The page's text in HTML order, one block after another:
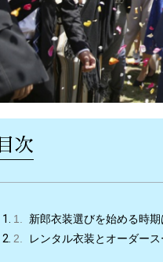
目次
新郎衣装選びを始める時期
レンタル衣装とオーダー